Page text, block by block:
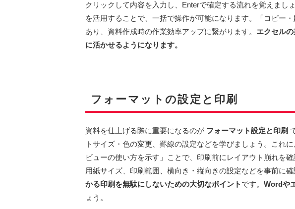
クリックして内容を入力し、Enterで確定する流れを覚えま
を活用することで、一括で操作が可能になります。「コピー
あり、資料作成時の作業効率アップに繋がります。 エクセル
に活かせるようになります。
フォーマットの設定と印刷
資料を仕上げる際に重要になるのが フォーマット設定と印刷
トサイズ・色の変更、罫線の設定などを学びましょう。これ
ビューの使い方を示す」ことで、印刷前にレイアウト崩れを
用紙サイズ、印刷範囲、横向き・縦向きの設定などを事前に
かる印刷を無駄にしないための大切なポイント です。 Wordや
ょう。